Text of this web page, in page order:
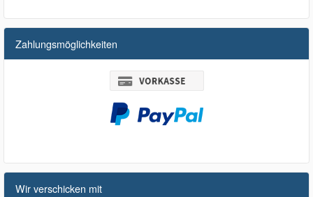
Zahlungsmöglichkeiten
Wir verschicken mit